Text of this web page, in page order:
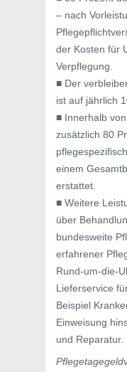
– nach
der Kosten für
Verpflegung.
■ Der
ist auf jährlich
■ Innerhalb
zusätzlich 80
einem
erstattet.
■ Weitere
über
bundesweite
erfahrener
Rund-um-die-
Lieferservice
Beispiel
Einweisung
und Reparatur.